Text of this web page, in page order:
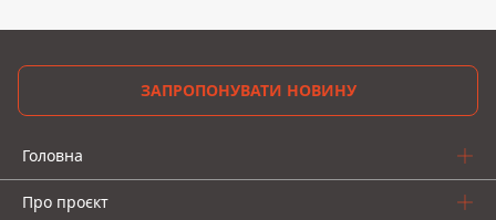
ЗАПРОПОНУВАТИ НОВИНУ
Головна
Про проєкт